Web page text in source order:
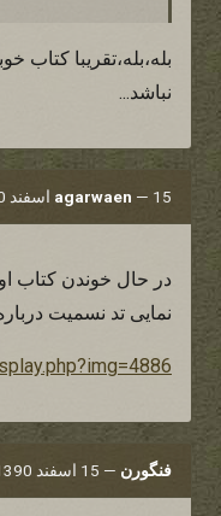
بله،بله،تقریبا کتاب
نباشد...
agarwaen — 15 اسفند 1390 — ساعت 00:40
در حال خوندن کتاب
نمایی تد نسمیت
فنگورن — 15 اسفند 1390 — ساعت 12:20